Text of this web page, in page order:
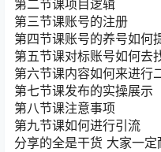
第二节课项目逻辑
第三节课账号的注册
第四节课账号的养号如何
第五节课对标账号如何去
第六节课内容如何来进行
第七节课发布的实操展示
第八节课注意事项
第九节课如何进行引流
分享的全是干货 大家一